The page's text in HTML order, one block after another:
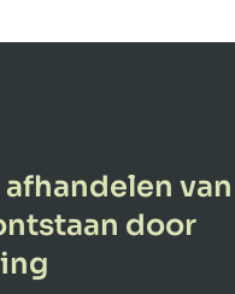
van
door